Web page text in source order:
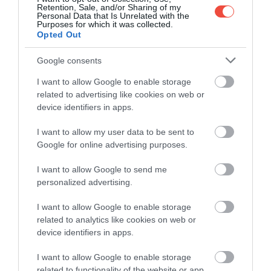
Retention, Sale, and/or Sharing of my
Personal Data that Is Unrelated with the
Purposes for which it was collected.
Opted Out
Google consents
I want to allow Google to enable storage
related to advertising like cookies on web or
device identifiers in apps.
I want to allow my user data to be sent to
Google for online advertising purposes.
I want to allow Google to send me
personalized advertising.
I want to allow Google to enable storage
related to analytics like cookies on web or
device identifiers in apps.
I want to allow Google to enable storage
VEGÁNOKNAK: ZAGOL